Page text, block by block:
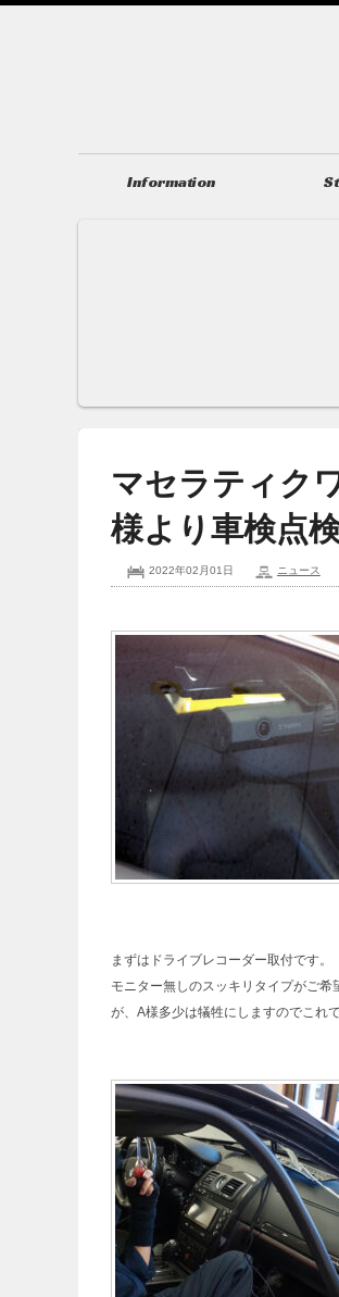
Information
マセラティク
様より車検点
2022年02月01日 ニュース
まずはドライブレコーダー取付です。
モニター無しのスッキリタイプがご
が、A様多少は犠牲にしますのでこれ